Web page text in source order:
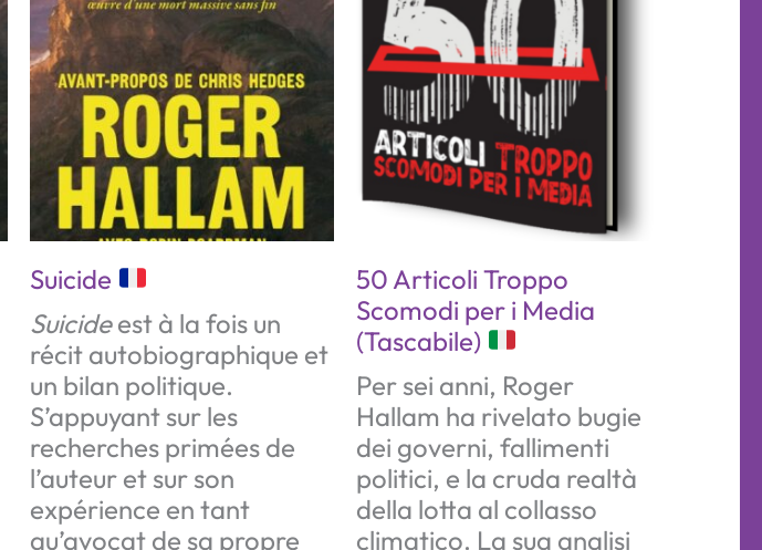
Suicide
Suicideest à la fois un
récit autobiographique et
un bilan politique.
S’appuyant sur les
recherches primées de
l’auteur et sur son
expérience en tant
qu’avocat de sa propre
50 Articoli Troppo
Scomodi per i Media
(Tascabile)
Per sei anni, Roger
Hallam ha rivelato bugie
dei governi, fallimenti
politici, e la cruda realtà
della lotta al collasso
climatico. La sua analisi